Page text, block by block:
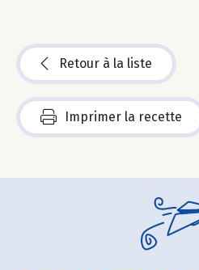
Retour à la liste
Imprimer la recette